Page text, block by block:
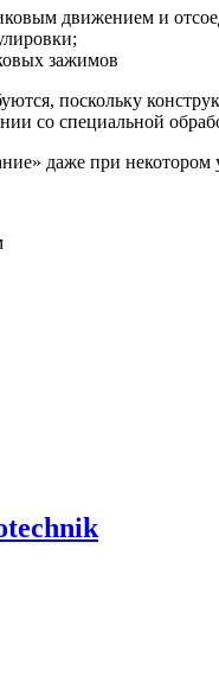
движением и
зажимов
поскольку
со специальной
даже при